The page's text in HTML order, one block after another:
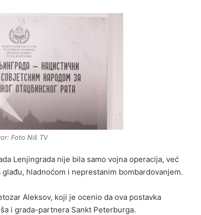
Foto Niš TV
Lenjingrada nije bila samo vojna operacija, već
hladnoćom i neprestanim bombardovanjem.
Aleksov, koji je ocenio da ova postavka
i grada-partnera Sankt Peterburga.